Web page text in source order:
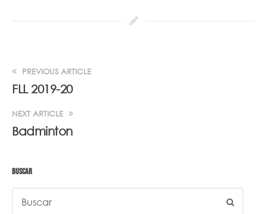
PREVIOUS ARTICLE
FLL 2019-20
NEXT ARTICLE
Badminton
BUSCAR